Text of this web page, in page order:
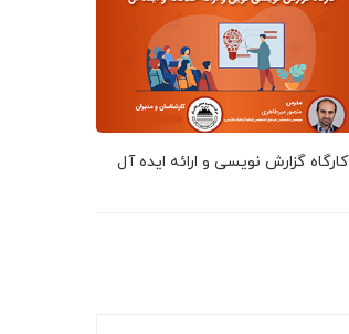
کارگاه گزارش نویسی و ارائه ایده آل